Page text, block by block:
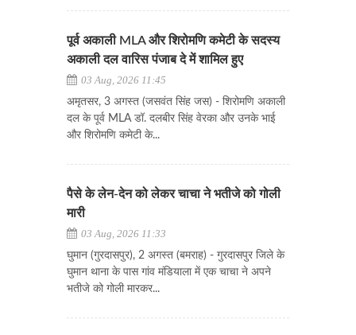
पूर्व अकाली MLA और शिरोमणि कमेटी के सदस्य
अकाली दल वारिस पंजाब दे में शामिल हुए
03 Aug, 2026 11:45
अमृतसर, 3 अगस्त (जसवंत सिंह जस) - शिरोमणि अकाली
दल के पूर्व MLA डॉ. दलबीर सिंह वेरका और उनके भाई
और शिरोमणि कमेटी के...
पैसे के लेन-देन को लेकर चाचा ने भतीजे को गोली
मारी
03 Aug, 2026 11:33
घुमान (गुरदासपुर), 2 अगस्त (बमराह) - गुरदासपुर जिले के
घुमान थाना के पास गांव मंडियाला में एक चाचा ने अपने
भतीजे को गोली मारकर...